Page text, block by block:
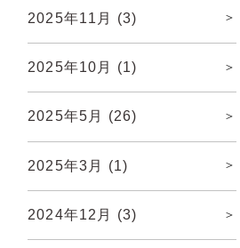
2025年11月 (3)
2025年10月 (1)
2025年5月 (26)
2025年3月 (1)
2024年12月 (3)